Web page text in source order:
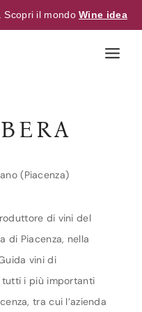
Scopri il mondoWine idea
(Piacenza)
di vini del
di Piacenza, nella
vini di
i più importanti
tra cui l’azienda